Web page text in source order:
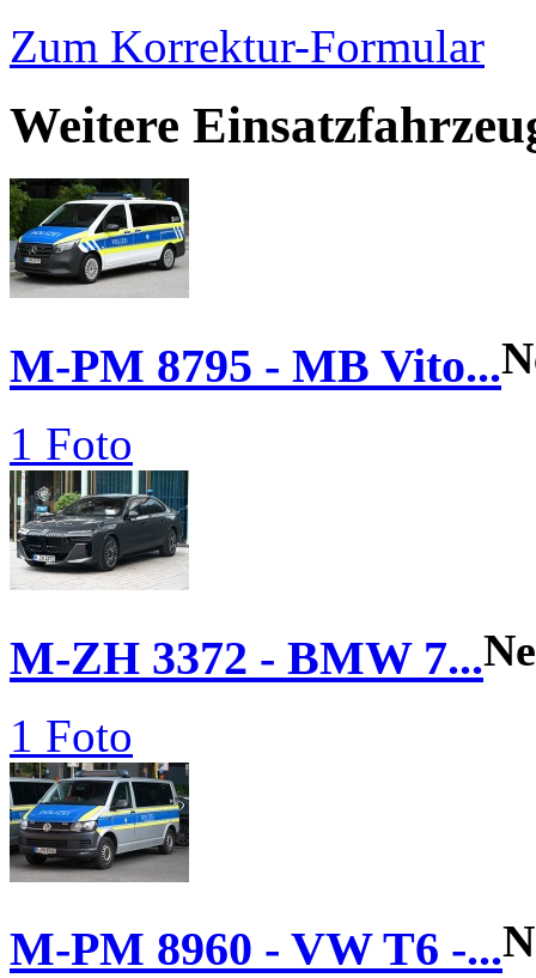
Zum Korrektur-Formular
Weitere
M-PM 8795 - MB Vito...
1 Foto
M-ZH 3372 - BMW 7...
1 Foto
M-PM 8960 - VW T6 -...